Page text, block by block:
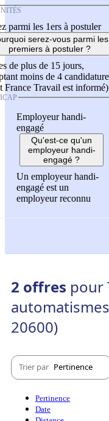
parmi les 1ers à postuler
serez-vous parmi les
premiers à postuler ?
de plus de 15 jours,
moins de 4
France Travail est informé)
Employeur handi-
engagé
Qu'est-ce qu'un
employeur handi-
engagé ?
Un employeur handi-
engagé est un
employeur reconnu
2 offres pour
20600)
Trier par Pertinence
Pertinence
Date